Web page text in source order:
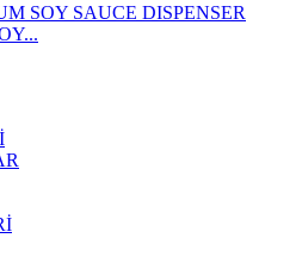
SOY SAUCE DISPENSER